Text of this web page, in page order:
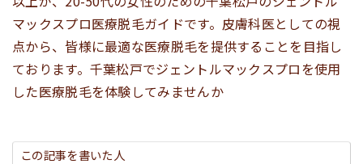
マックスプロ医療脱毛ガイドです。皮膚科医としての視
点から、皆様に最適な医療脱毛を提供することを目指し
ております。千葉松戸でジェントルマックスプロを使用
した医療脱毛を体験してみませんか
この記事を書いた人